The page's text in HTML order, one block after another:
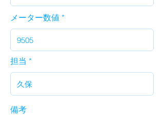
メーター数値
担当
備考